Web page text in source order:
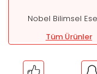
Nobel Bilimsel
Tüm Ürünler